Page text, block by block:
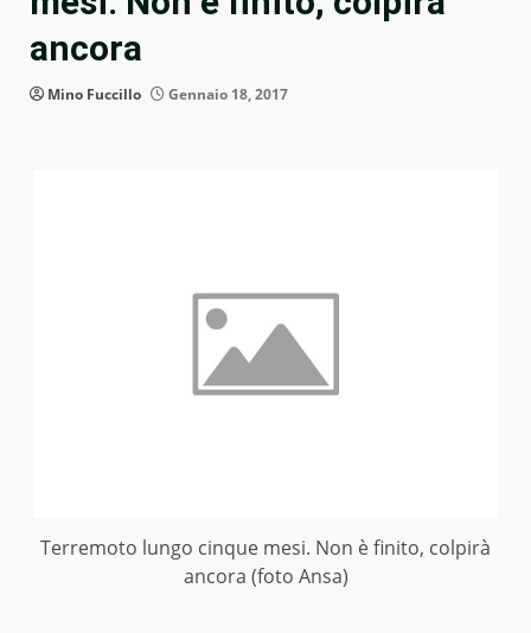
ancora
Mino Fuccillo Gennaio 18, 2017
Terremoto lungo cinque mesi. Non è finito, colpirà
ancora (foto Ansa)